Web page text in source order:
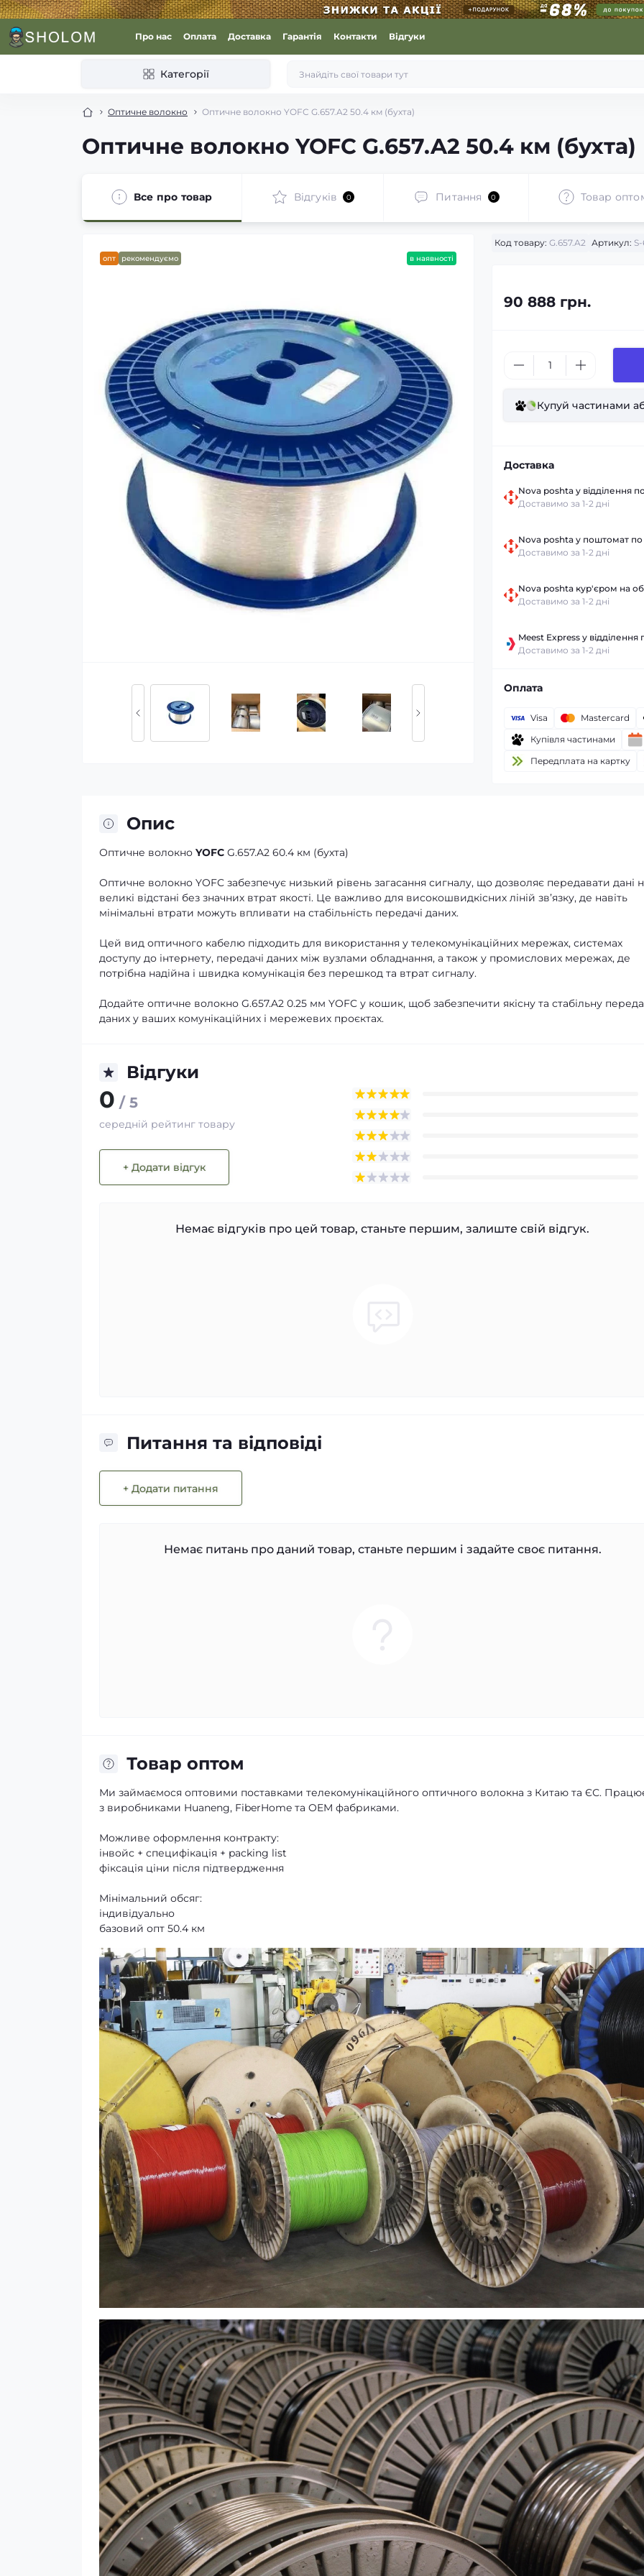
Про нас Оплата Доставка Гарантія Контакти Відгуки
Категорії
Оптичне волокно Оптичне волокно YOFC G.657.A2 50.4 км (бухта)
Оптичне волокно YOFC G.657.A2 50.4 км (бухта)
Все про товар Відгуків 0 Питання 0 Товар
опт рекомендуємо в наявності
Код товару: G.657.A2 Артикул:
90 888 грн.
Купуй частинами
Доставка
Nova poshta у відділення
Доставимо за 1-2 дні
Nova poshta у поштомат по
Доставимо за 1-2 дні
Nova poshta кур'єром на
Доставимо за 1-2 дні
Meest Express у відділення
Доставимо за 1-2 дні
Оплата
Visa
Mastercard
Купівля частинами
Передплата на картку
Опис
Оптичне волокно YOFC G.657.A2 60.4 км (бухта)
Оптичне волокно YOFC забезпечує низький рівень загасання сигналу, що дозволяє передавати дані
великі відстані без значних втрат якості. Це важливо для високошвидкісних ліній звʼязку, де навіть
мінімальні втрати можуть впливати на стабільність передачі даних.
Цей вид оптичного кабелю підходить для використання у телекомунікаційних мережах, системах
доступу до інтернету, передачі даних між вузлами обладнання, а також у промислових мережах, де
потрібна надійна і швидка комунікація без перешкод та втрат сигналу.
Додайте оптичне волокно G.657.A2 0.25 мм YOFC у кошик, щоб забезпечити якісну та стабільну
даних у ваших комунікаційних і мережевих проєктах.
Відгуки
0 / 5
середній рейтинг товару
+ Додати відгук
Немає відгуків про цей товар, станьте першим, залиште свій відгук.
Питання та відповіді
+ Додати питання
Немає питань про даний товар, станьте першим і задайте своє питання.
Товар оптом
Ми займаємося оптовими поставками телекомунікаційного оптичного волокна з Китаю та ЄС.
з виробниками Huaneng, FiberHome та OEM фабриками.
Можливе оформлення контракту:
інвойс + специфікація + packing list
фіксація ціни після підтвердження
Мінімальний обсяг:
індивідуально
базовий опт 50.4 км